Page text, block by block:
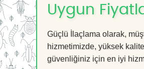
Uygun
Güçlü İlaçlama olarak,
hizmetimizde, yüksek
güvenliğiniz için en iyi